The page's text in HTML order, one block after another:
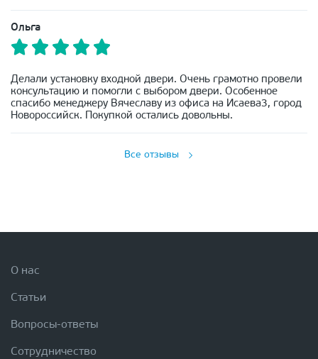
Ольга
Делали установку входной двери. Очень грамотно провели
консультацию и помогли с выбором двери. Особенное
спасибо менеджеру Вячеславу из офиса на Исаева3, город
Новороссийск. Покупкой остались довольны.
Все отзывы
О нас
Статьи
Вопросы-ответы
Сотрудничество